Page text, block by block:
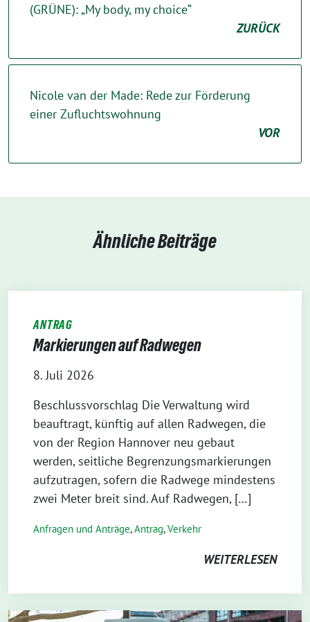
(GRÜNE): „My body, my choice“
ZURÜCK
Nicole van der Made: Rede zur Förderung
einer Zufluchtswohnung
VOR
Ähnliche Beiträge
ANTRAG
Markierungen auf Radwegen
8. Juli 2026
Beschlussvorschlag Die Verwaltung wird
beauftragt, künftig auf allen Radwegen, die
von der Region Hannover neu gebaut
werden, seitliche Begrenzungsmarkierungen
aufzutragen, sofern die Radwege mindestens
zwei Meter breit sind. Auf Radwegen, […]
Anfragen und Anträge,Antrag,Verkehr
WEITERLESEN